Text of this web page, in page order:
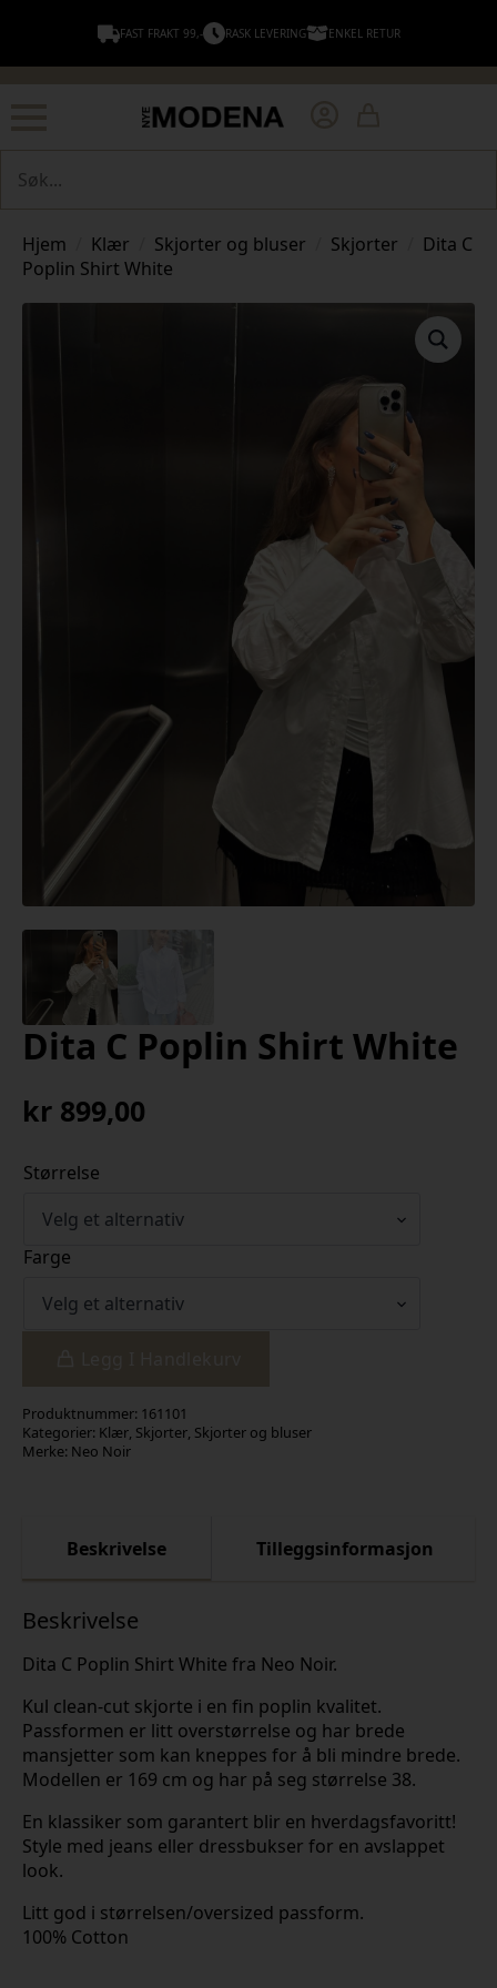
FAST FRAKT 99,- RASK LEVERING ENKEL RETUR
Hjem Klær Skjorter og bluser Skjorter
Dita C
Poplin Shirt White
Dita C Poplin Shirt White
kr 899,00
Størrelse
Farge
Produktnummer: 161101
Kategorier: Klær, Skjorter, Skjorter og bluser
Merke: Neo Noir
Beskrivelse Tilleggsinformasjon
Beskrivelse
Dita C Poplin Shirt White fra Neo Noir.
Kul clean-cut skjorte i en fin poplin kvalitet.
Passformen er litt overstørrelse og har brede
mansjetter som kan kneppes for å bli mindre brede.
Modellen er 169 cm og har på seg størrelse 38.
En klassiker som garantert blir en hverdagsfavoritt!
Style med jeans eller dressbukser for en avslappet
look.
Litt god i størrelsen/oversized passform.
100% Cotton